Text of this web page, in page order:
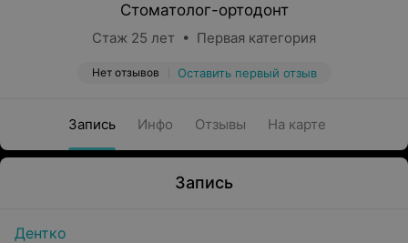
Стоматолог-ортодонт
Стаж 25 лет • Первая категория
Нет отзывов Оставить первый отзыв
Запись Инфо Отзывы На карте
Запись
Дентко